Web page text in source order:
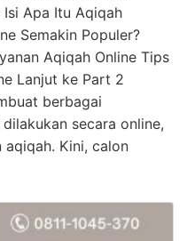
Apa Itu Aqiqah
Semakin Populer?
Aqiqah Online Tips
Lanjut ke Part 2
berbagai
secara online,
aqiqah. Kini, calon